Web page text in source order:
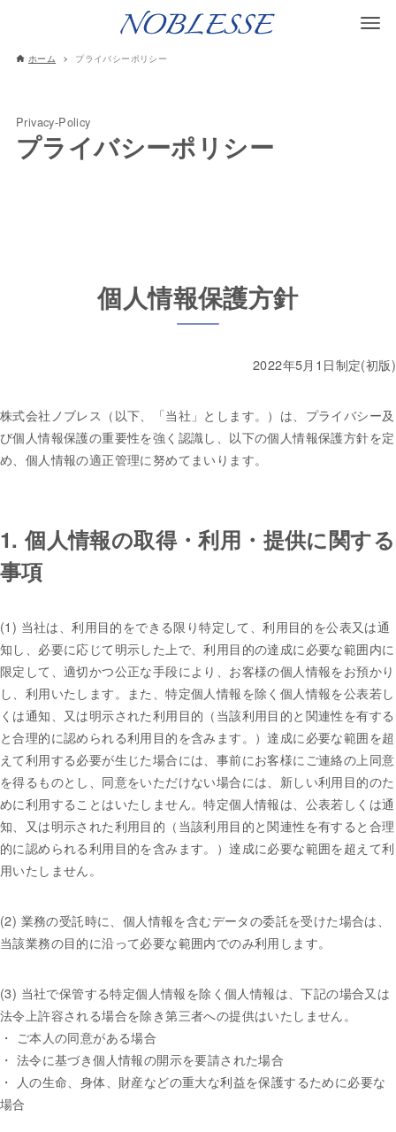
ホーム プライバシーポリシー
Privacy-Policy
プライバシーポリシー
個人情報保護方針
2022年5月1日制定(初版)
株式会社ノブレス（以下、「当社」とします。）は、プライバシー及
び個人情報保護の重要性を強く認識し、以下の個人情報保護方針を定
め、個人情報の適正管理に努めてまいります。
1. 個人情報の取得・利用・提供に関する
事項
(1) 当社は、利用目的をできる限り特定して、利用目的を公表又は通
知し、必要に応じて明示した上で、利用目的の達成に必要な範囲内に
限定して、適切かつ公正な手段により、お客様の個人情報をお預かり
し、利用いたします。また、特定個人情報を除く個人情報を公表若し
くは通知、又は明示された利用目的（当該利用目的と関連性を有する
と合理的に認められる利用目的を含みます。）達成に必要な範囲を超
えて利用する必要が生じた場合には、事前にお客様にご連絡の上同意
を得るものとし、同意をいただけない場合には、新しい利用目的のた
めに利用することはいたしません。特定個人情報は、公表若しくは通
知、又は明示された利用目的（当該利用目的と関連性を有すると合理
的に認められる利用目的を含みます。）達成に必要な範囲を超えて利
用いたしません。
(2) 業務の受託時に、個人情報を含むデータの委託を受けた場合は、
当該業務の目的に沿って必要な範囲内でのみ利用します。
(3) 当社で保管する特定個人情報を除く個人情報は、下記の場合又は
法令上許容される場合を除き第三者への提供はいたしません。
・ ご本人の同意がある場合
・ 法令に基づき個人情報の開示を要請された場合
・ 人の生命、身体、財産などの重大な利益を保護するために必要な
場合